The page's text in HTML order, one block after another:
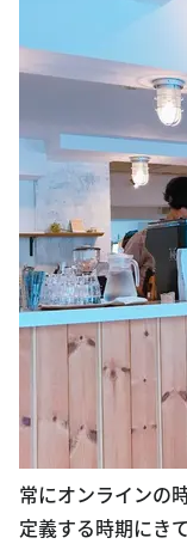
常にオンラインの
定義する時期にき